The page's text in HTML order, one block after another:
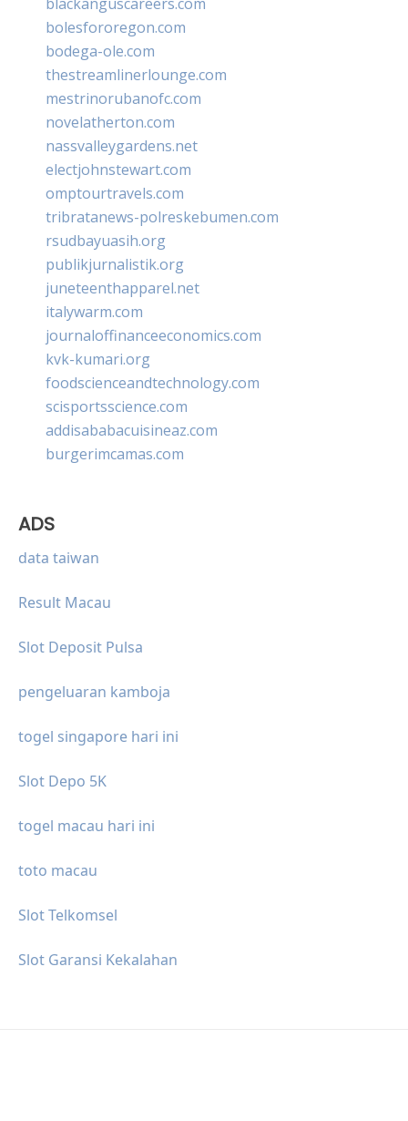
bolesfororegon.com
bodega-ole.com
thestreamlinerlounge.com
mestrinorubanofc.com
novelatherton.com
nassvalleygardens.net
electjohnstewart.com
omptourtravels.com
tribratanews-polreskebumen.com
rsudbayuasih.org
publikjurnalistik.org
juneteenthapparel.net
italywarm.com
journaloffinanceeconomics.com
kvk-kumari.org
foodscienceandtechnology.com
scisportsscience.com
addisababacuisineaz.com
burgerimcamas.com
ADS
data taiwan
Result Macau
Slot Deposit Pulsa
pengeluaran kamboja
togel singapore hari ini
Slot Depo 5K
togel macau hari ini
toto macau
Slot Telkomsel
Slot Garansi Kekalahan